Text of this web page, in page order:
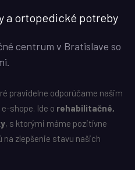
a ortopedické potreby
centrum v Bratislave so
pravidelne odporúčame našim
shope. Ide o rehabilitačné,
, s ktorými máme pozitívne
zlepšenie stavu našich